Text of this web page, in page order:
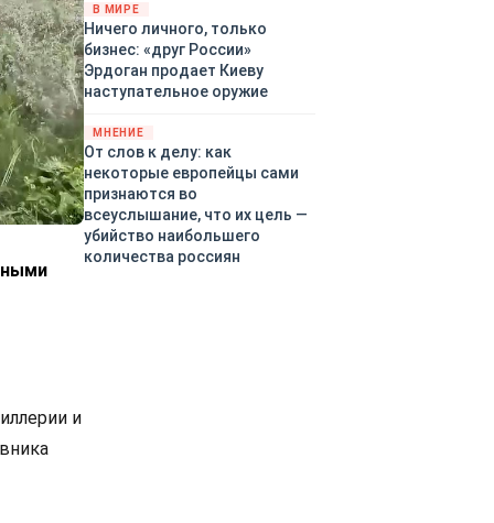
и
В МИРЕ
Ничего личного, только
бизнес: «друг России»
Эрдоган продает Киеву
наступательное оружие
МНЕНИЕ
От слов к делу: как
некоторые европейцы сами
признаются во
всеуслышание, что их цель —
убийство наибольшего
количества россиян